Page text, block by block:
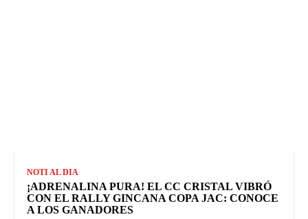
NOTI AL DIA
¡ADRENALINA PURA! EL CC CRISTAL VIBRÓ
CON EL RALLY GINCANA COPA JAC: CONOCE
A LOS GANADORES